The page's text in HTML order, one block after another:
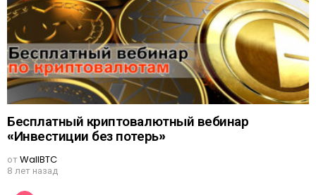
Бесплатный криптовалютный вебинар
«Инвестиции без потерь»
отWallBTC
8 лет назад